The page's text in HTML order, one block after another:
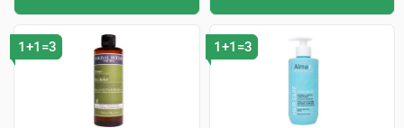
1+1=3 1+1=3